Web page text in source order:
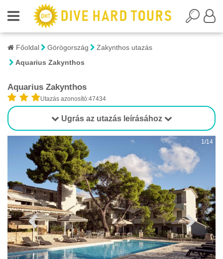
Főoldal Görögország
Zakynthos utazás
Aquarius Zakynthos
Aquarius Zakynthos
Utazás azonosító:47434
Ugrás az utazás leírásához
1/14